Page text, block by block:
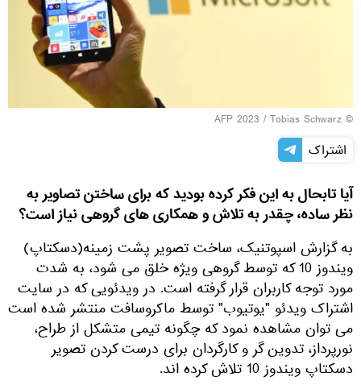
© AFP 2023 / Tobias Schwarz
اشتراک
آیا تابحال به این فکر کرده بودید که برای ساختن تصاویر به
نظر ساده، چقدر به تلاش و همکاری های گروهی نیاز است؟
به گزارش اسپوتنیک، ساخت تصویر پشت زمینه(دسکتاپ)
ویندوز 10 که توسط گروهی ویژه خلق می شود، به شدت
مورد توجه کاربران قرار گرفته است. در ویدئویی که در سایت
اشتراک ویدئو "یوتیوب" توسط ماکروسافت منتشر شده است
می توان مشاهده نمود که چگونه تیمی متشکل از طراح،
نورپرداز، تدوین گر و کارگردان برای درست کردن تصویر
دسکتاپ ویندوز 10 تلاش کرده اند.